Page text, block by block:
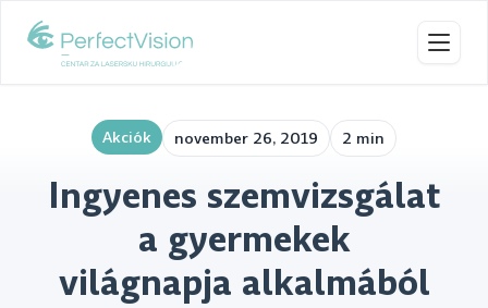
Akciók november 26, 2019 2 min
Ingyenes szemvizsgálat
a gyermekek
világnapja alkalmából